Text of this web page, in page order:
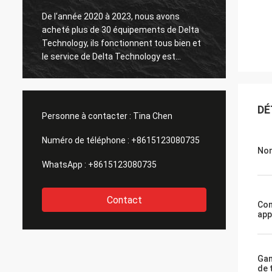
De l'année 2020 à 2023, nous avons
acheté plus de 30 équipements de Delta
Technology, ils fonctionnent tous bien et
le service de Delta Technology est
également bon.
Personne à contacter : Tina Chen
Numéro de téléphone : +8615123080735
WhatsApp : +8615123080735
Contact
de